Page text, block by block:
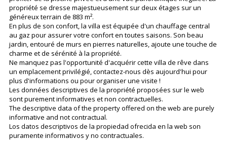
propriété se dresse majestueusement sur deux étages sur un
généreux terrain de 883 m².
En plus de son confort, la villa est équipée d'un chauffage central
au gaz pour assurer votre confort en toutes saisons. Son beau
jardin, entouré de murs en pierres naturelles, ajoute une touche de
charme et de sérénité à la propriété.
Ne manquez pas l'opportunité d'acquérir cette villa de rêve dans
un emplacement privilégié, contactez-nous dès aujourd'hui pour
plus d'informations ou pour organiser une visite !
Les données descriptives de la propriété proposées sur le web
sont purement informatives et non contractuelles.
The descriptive data of the property offered on the web are purely
informative and not contractual.
Los datos descriptivos de la propiedad ofrecida en la web son
puramente informativos y no contractuales.